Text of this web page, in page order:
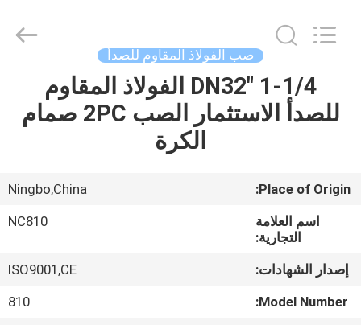
المنزل
فيديوهات
جولة
CO.,LTD.
صب الفولاذ المقاوم للصدأ
1-1/4 "DN32 الفولاذ المقاوم
للصدأ الاستثمار الصب 2PC صمام
الكرة
Place of Origin:
Ningbo,China
اسم العلامة
التجارية:
NC810
إصدار الشهادات:
ISO9001,CE
Model Number:
810